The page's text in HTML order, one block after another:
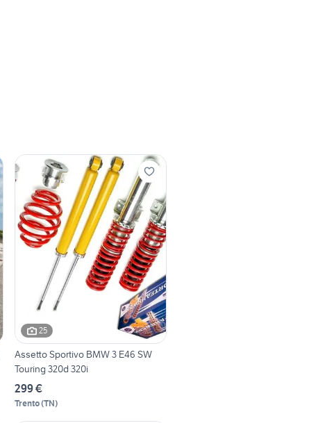
25
Assetto Sportivo BMW 3 E46 SW
Touring 320d 320i
299 €
Trento(TN)